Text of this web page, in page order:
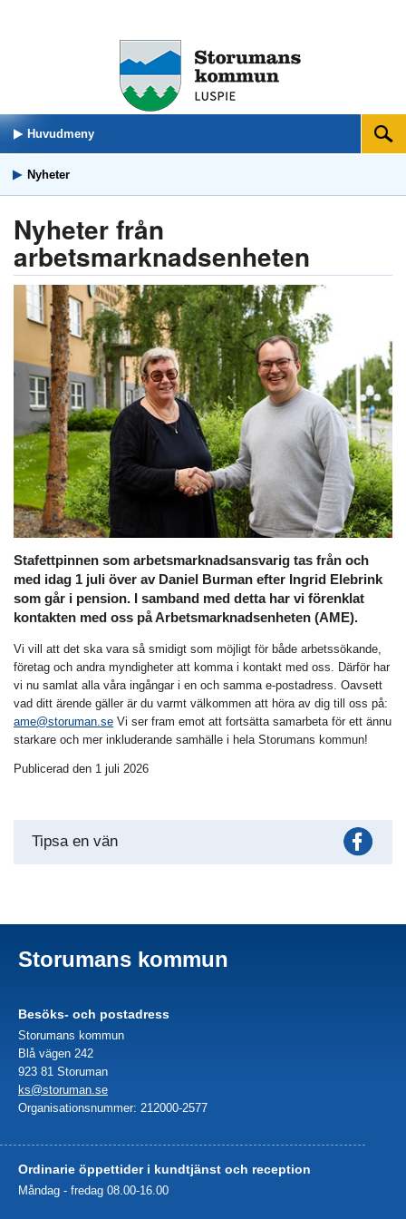
Huvudmeny Sök
Nyheter
Nyheter från
arbetsmarknadsenheten
Stafettpinnen som arbetsmarknadsansvarig tas från och
med idag 1 juli över av Daniel Burman efter Ingrid Elebrink
som går i pension. I samband med detta har vi förenklat
kontakten med oss på Arbetsmarknadsenheten (AME).
Vi vill att det ska vara så smidigt som möjligt för både arbetssökande,
företag och andra myndigheter att komma i kontakt med oss. Därför har
vi nu samlat alla våra ingångar i en och samma e-postadress. Oavsett
vad ditt ärende gäller är du varmt välkommen att höra av dig till oss på:
ame@storuman.se Vi ser fram emot att fortsätta samarbeta för ett ännu
starkare och mer inkluderande samhälle i hela Storumans kommun!
Publicerad den 1 juli 2026
Tipsa en vän
Storumans kommun
Besöks- och postadress
Storumans kommun
Blå vägen 242
923 81 Storuman
ks@storuman.se
Organisationsnummer: 212000-2577
Ordinarie öppettider i kundtjänst och reception
Måndag - fredag 08.00-16.00